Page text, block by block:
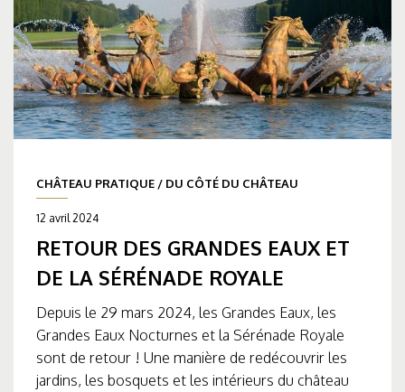
CHÂTEAU PRATIQUE / DU CÔTÉ DU CHÂTEAU
12 avril 2024
RETOUR DES GRANDES EAUX ET
DE LA SÉRÉNADE ROYALE
Depuis le 29 mars 2024, les Grandes Eaux, les
Grandes Eaux Nocturnes et la Sérénade Royale
sont de retour ! Une manière de redécouvrir les
jardins, les bosquets et les intérieurs du château